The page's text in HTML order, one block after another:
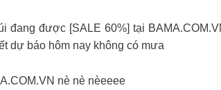
được [SALE 60%] tại
dự báo hôm nay không có mưa
nè nè nèeeee